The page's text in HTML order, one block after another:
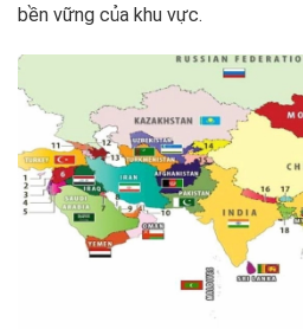
bền vững của khu vực.